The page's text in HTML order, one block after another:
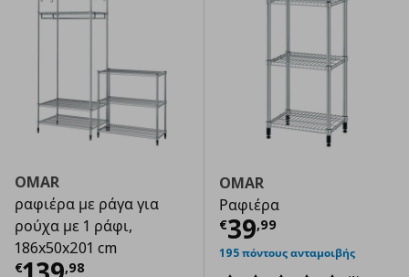
OMAR
ραφιέρα με ράγα για
ρούχα με 1 ράφι,
186x50x201 cm
€ ,98
OMAR
Ραφιέρα
€39,99
Τρέχουσα
195 πόντους ανταμοιβής